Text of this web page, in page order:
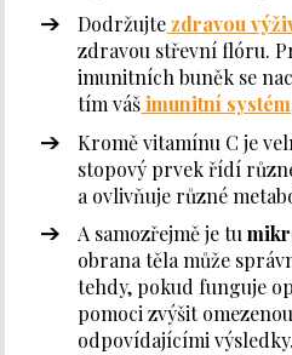
Dodržujte zdravou
zdravou střevní flóru.
imunitních buněk se
tím vášimunitní systém
Kromě vitamínu C je
stopový prvek řídí
a ovlivňuje různé
A samozřejmě je tu
obrana těla může
tehdy, pokud funguje
pomoci zvýšit
odpovídajícími výsledky.